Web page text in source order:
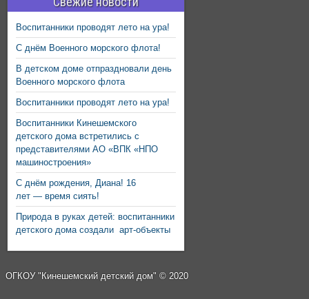
Воспитанники проводят лето на ура!
С днём Военного морского флота!
В детском доме отпраздновали день
Военного морского флота
Воспитанники проводят лето на ура!
Воспитанники Кинешемского
детского дома встретились с
представителями АО «ВПК «НПО
машиностроения»
С днём рождения, Диана! 16
лет — время сиять!
Природа в руках детей: воспитанники
детского дома создали арт-объекты
ОГКОУ "Кинешемский детский дом" © 2020